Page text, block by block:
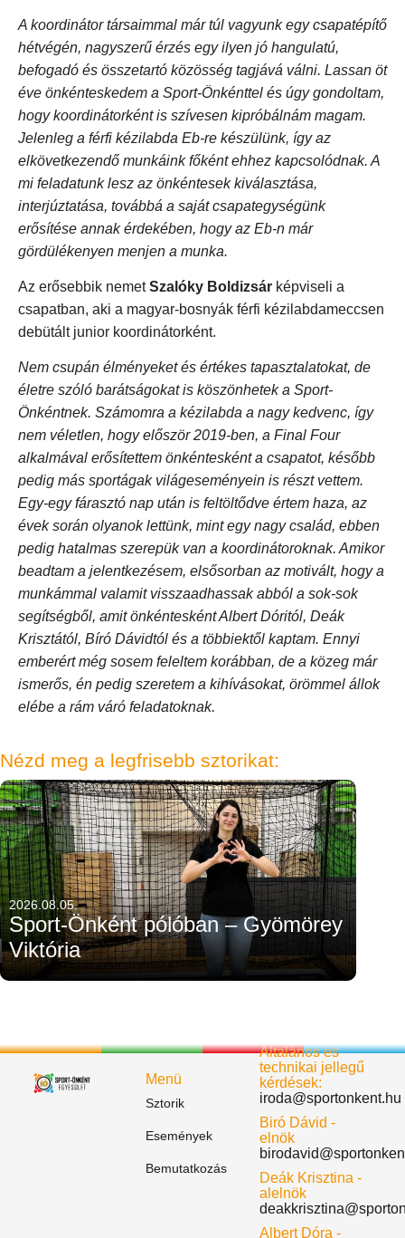
A koordinátor társaimmal már túl vagyunk egy csapatépítő
hétvégén, nagyszerű érzés egy ilyen jó hangulatú,
befogadó és összetartó közösség tagjává válni. Lassan öt
éve önkénteskedem a Sport-Önkénttel és úgy gondoltam,
hogy koordinátorként is szívesen kipróbálnám magam.
Jelenleg a férfi kézilabda Eb-re készülünk, így az
elkövetkezendő munkáink főként ehhez kapcsolódnak. A
mi feladatunk lesz az önkéntesek kiválasztása,
interjúztatása, továbbá a saját csapategységünk
erősítése annak érdekében, hogy az Eb-n már
gördülékenyen menjen a munka.
Az erősebbik nemetSzalóky Boldizsár képviseli a
csapatban, aki a magyar-bosnyák férfi kézilabdameccsen
debütált junior koordinátorként.
Nem csupán élményeket és értékes tapasztalatokat, de
életre szóló barátságokat is köszönhetek a Sport-
Önkéntnek. Számomra a kézilabda a nagy kedvenc, így
nem véletlen, hogy először 2019-ben, a Final Four
alkalmával erősítettem önkéntesként a csapatot, később
pedig más sportágak világeseményein is részt vettem.
Egy-egy fárasztó nap után is feltöltődve értem haza, az
évek során olyanok lettünk, mint egy nagy család, ebben
pedig hatalmas szerepük van a koordinátoroknak. Amikor
beadtam a jelentkezésem, elsősorban az motivált, hogy a
munkámmal valamit visszaadhassak abból a sok-sok
segítségből, amit önkéntesként Albert Dóritól, Deák
Krisztától, Bíró Dávidtól és a többiektől kaptam. Ennyi
emberért még sosem feleltem korábban, de a közeg már
ismerős, én pedig szeretem a kihívásokat, örömmel állok
elébe a rám váró feladatoknak.
Nézd meg a legfrisebb sztorikat:
2026.08.05.
Sport-Önként pólóban – Gyömörey
Viktória
Menü
Sztorik
Események
Bemutatkozás
Általános és
technikai jellegű
kérdések:
iroda@sportonkent.hu
Biró Dávid -
elnök
Deák Krisztina -
alelnök
Albert Dóra -